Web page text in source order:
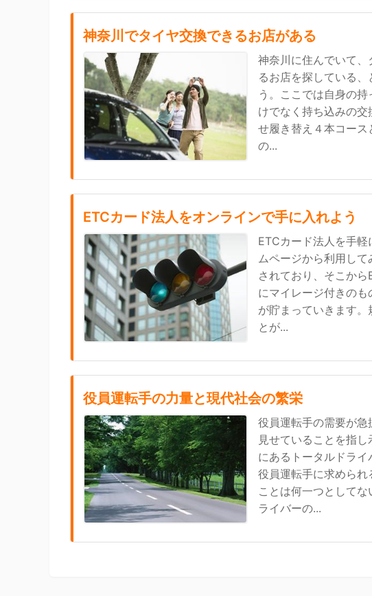
神奈川でタイヤ交換できるお店がある
神奈川に住んでいて
るお店を探している
う。ここでは自身の
けでなく持ち込みの
せ履き替え４本コー
の...
ETCカード法人をオンラインで手に入れよう
ETCカード法人を手
ムページから利用し
されており、そこか
にマイレージ付きの
が貯まっていきます
とが...
役員運転手の力量と現代社会の繁栄
役員運転手の需要が
見せていることを指
にあるトータルドラ
役員運転手に求めら
ことは何一つとして
ライバーの...